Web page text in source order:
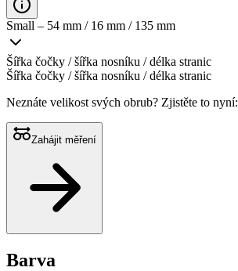
Small – 54 mm / 16 mm / 135 mm
Šířka čočky / šířka nosníku / délka stranic
Šířka čočky / šířka nosníku / délka stranic
Neznáte velikost svých obrub? Zjistěte to nyní:
Zahájit měření
Barva